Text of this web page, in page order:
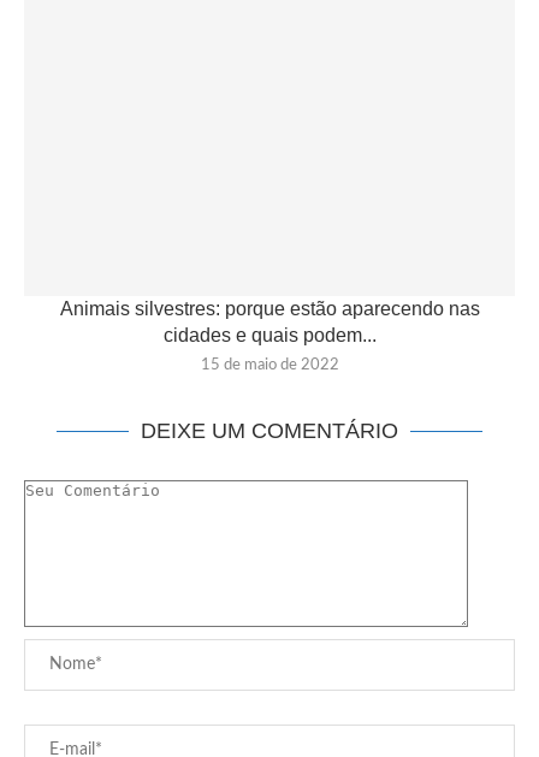
Animais silvestres: porque estão aparecendo nas
cidades e quais podem...
15 de maio de 2022
DEIXE UM COMENTÁRIO